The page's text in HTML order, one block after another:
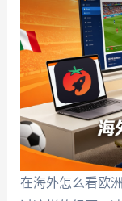
在海外怎么看欧